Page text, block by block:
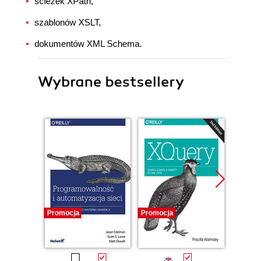
szablonów XSLT,
dokumentów XML Schema.
Wybrane bestsellery
Promocja Promocja